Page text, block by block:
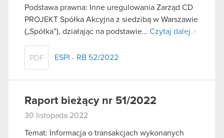
Podstawa prawna: Inne uregulowania Zarząd CD
PROJEKT Spółka Akcyjna z siedzibą w Warszawie
(„Spółka”), działając na podstawie… Czytaj dalej
PDF ESPI - RB 52/2022
Raport bieżący nr 51/2022
30 listopada 2022
Temat: Informacja o transakcjach wykonanych